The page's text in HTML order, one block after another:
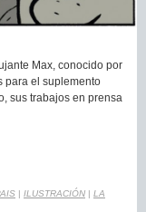
Max, conocido por
para el suplemento
sus trabajos en prensa
| ILUSTRACIÓN | LA